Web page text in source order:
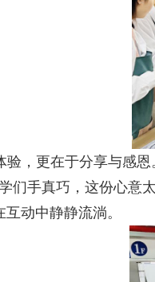
验，更在于分享与感
们手真巧，这份心意
动中静静流淌。